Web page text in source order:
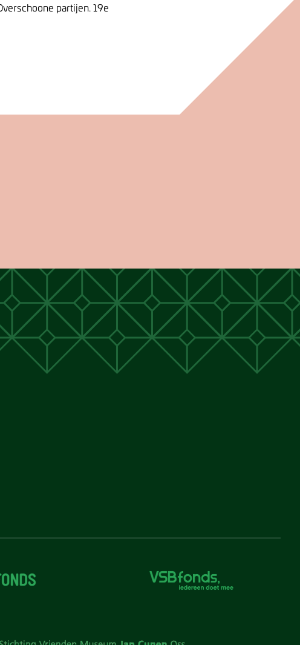
partijen. 19e